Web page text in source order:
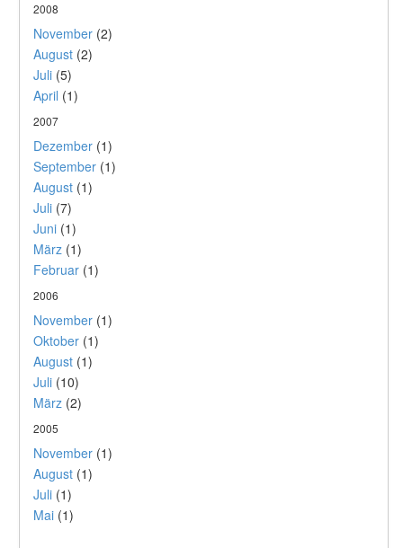
2008
November (2)
August (2)
Juli (5)
April (1)
2007
Dezember (1)
September (1)
August (1)
Juli (7)
Juni (1)
März (1)
Februar (1)
2006
November (1)
Oktober (1)
August (1)
Juli (10)
März (2)
2005
November (1)
August (1)
Juli (1)
Mai (1)